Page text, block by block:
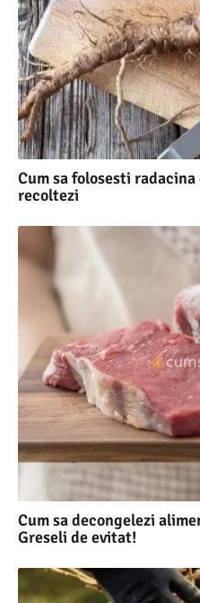
Cum sa folosesti
recoltezi
Cum sa decongelezi
Greseli de evitat!